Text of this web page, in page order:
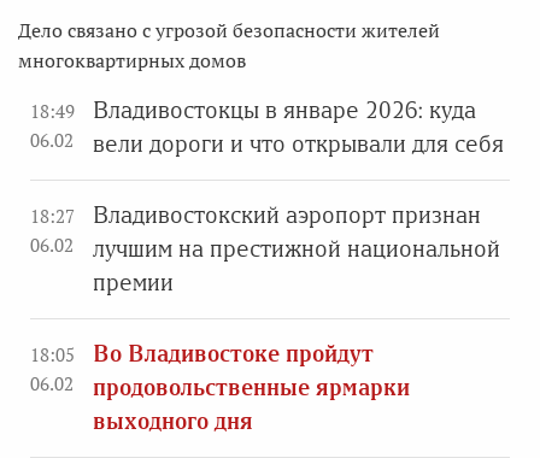
Дело связано с угрозой безопасности жителей
многоквартирных домов
18:49
06.02
Владивостокцы в январе 2026: куда
вели дороги и что открывали для себя
18:27
06.02
Владивостокский аэропорт признан
лучшим на престижной национальной
премии
18:05
06.02
Во Владивостоке пройдут
продовольственные ярмарки
выходного дня